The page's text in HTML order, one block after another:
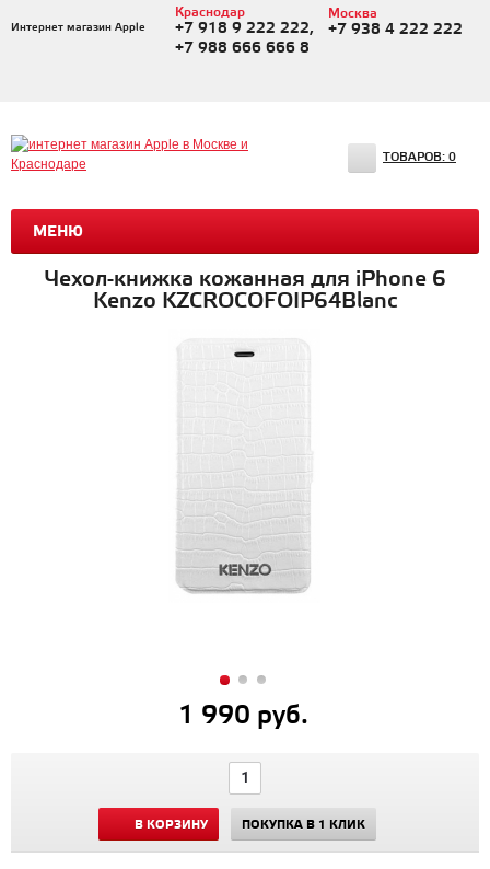
Интернет магазин Apple
Краснодар
+7 918 9 222 222,
+7 988 666 666 8
Москва
+7 938 4 222 222
МЕНЮ
ТОВАРОВ: 0
Чехол-книжка кожанная для iPhone 6
Kenzo KZCROCOFOIP64Blanc
1 990 руб.
В КОРЗИНУ ПОКУПКА В 1 КЛИК